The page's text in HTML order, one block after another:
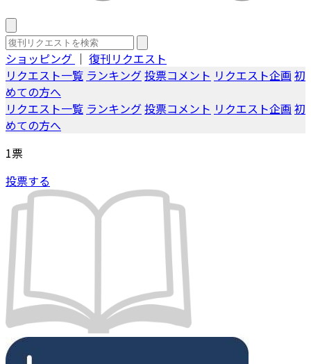
ショッピング ｜ 復刊リクエスト
リクエスト一覧 ランキング投票コメント リクエスト企画 初
めての方へ
リクエスト一覧 ランキング投票コメント リクエスト企画 初
めての方へ
1票
投票する